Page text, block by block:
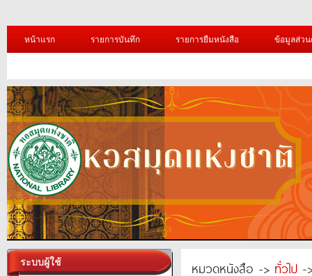
หน้าแรก รายการบันทึก รายการยืมหนังสือ ข้อมูลส่ว
ระบบผู้ใช้ หมวดหนังสือ -> ทั่วไป -